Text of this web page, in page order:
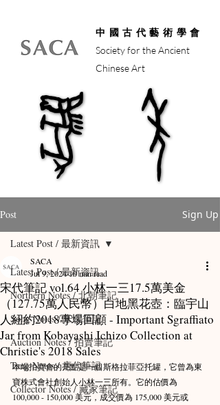
中國古代藝術學會
Society for the Ancient
Chinese Art
馬年
馬年
Post Sign Up
Latest Post / 最新資訊
Northern Notes / 北朝筆記
Song Notes / 宋代筆記
Auction Notes / 拍賣筆記
Tang Notes / 唐代筆記
Collector Notes / 藏家筆記
Latest Post / 最新資訊
宋代筆記 vol.64 小林一三17.5萬美金
（127.75萬人民幣）白地黑花壺：臨宇山
人紐約2018專場回顧 - Important Sgraffiato
Jar from Kobayashi Ichizo Collection at
Christie's 2018 Sales
SACA
Jul 9, 202410 min read
本場拍賣會的亮點是一個斯格拉菲亞托罐，它曾為東
寶株式會社創始人小林一三所有。它的估價為
100,000 - 150,000 美元，成交價為 175,000 美元或